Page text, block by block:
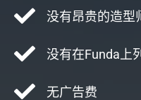
没有昂贵的造型
没有在Funda上
无广告费